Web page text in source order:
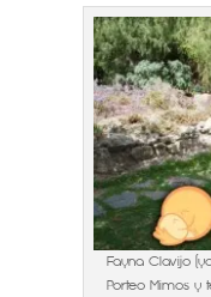
Fayna Clavijo
Porteo Mimos y